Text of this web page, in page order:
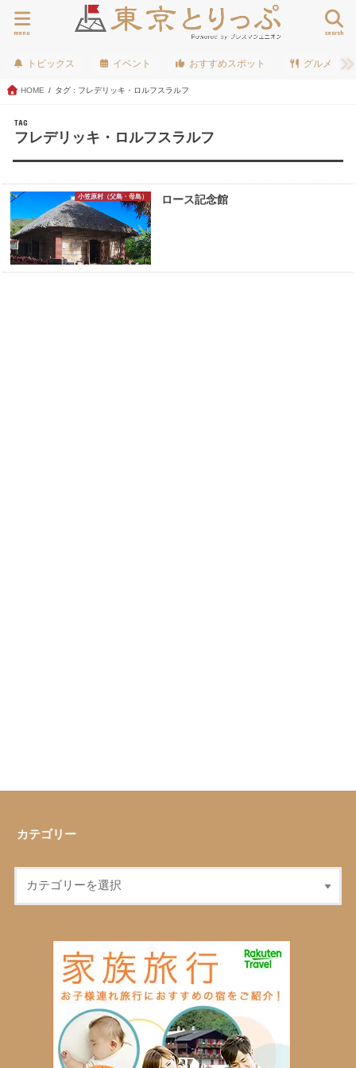
search
menu
トピックス イベント おすすめスポット グルメ
HOME タグ : フレデリッキ・ロルフスラルフ
TAG
フレデリッキ・ロルフスラルフ
小笠原村（父島・母島） ロース記念館
カテゴリー